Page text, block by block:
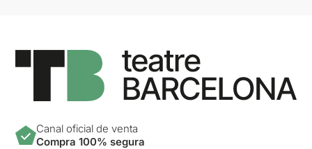
Canal oficial de venta
Compra 100% segura